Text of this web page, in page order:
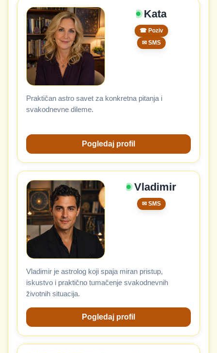
Kata
☎ Poziv
✉ SMS
Praktičan astro savet za konkretna pitanja i
svakodnevne dileme.
Pogledaj profil
Vladimir
✉ SMS
Vladimir je astrolog koji spaja miran pristup,
iskustvo i praktično tumačenje svakodnevnih
životnih situacija.
Pogledaj profil